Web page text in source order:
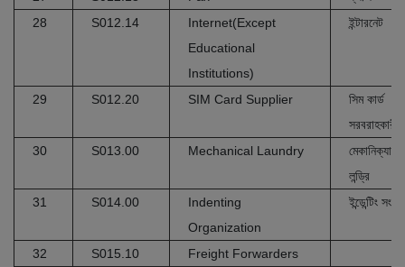
28
S012.14
Internet(Except
Educational
Institutions)
ইন্টারনেট
29 S012.20 SIM Card Supplier
সিম কার্ড
সরবরাহকারী
30
S013.00 Mechanical Laundry
মেকানিক্যাল
লন্ড্রি
31
S014.00
Indenting
Organization
ইন্ডেন্টিং
32 S015.10
Freight Forwarders